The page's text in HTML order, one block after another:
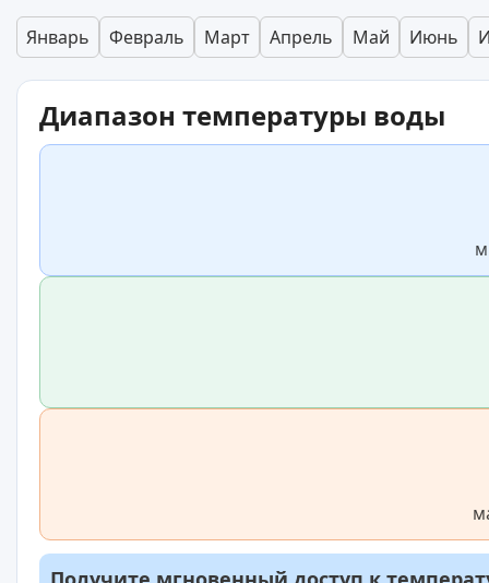
Январь Февраль Март Апрель Май Июнь
Диапазон температуры воды